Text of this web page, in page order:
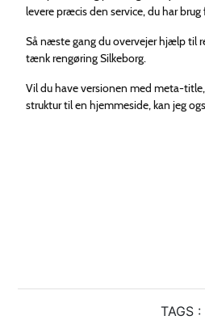
levere præcis den service, du har brug
Så næste gang du overvejer hjælp til
tænk rengøring Silkeborg.
Vil du have versionen med meta-
struktur til en hjemmeside, kan jeg
TAGS :